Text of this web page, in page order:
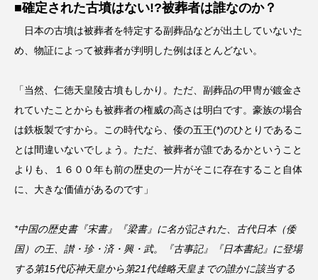
■確定された古墳はない!?被葬者は誰なのか？
日本の古墳は被葬者を特定する副葬品などが出土していないた
め、物証によって被葬者が判明した例はほとんどない。
「当然、仁徳天皇陵古墳もしかり。ただ、副葬品の甲冑が鍍金さ
れていたことからも被葬者の権威の高さは明白です。豪族の場合
は鉄板製ですから。この時代なら、倭の五王(*)のひとりであるこ
とは間違いないでしょう。ただ、被葬者が誰であるかということ
よりも、１６００年も前の歴史の一片がそこに存在すること自体
に、大きな価値があるのです」
*中国の歴史書『宋書』『梁書』に名が記された、古代日本（倭
国）の王、讃・珍・済・興・武。『古事記』『日本書紀』に登場
する第15代応神天皇から第21代雄略天皇までの誰かに該当する